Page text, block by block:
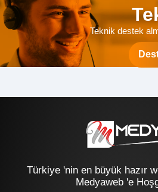
Teknik destek
Türkiye 'nin en büyük hazır
Medyaweb 'e